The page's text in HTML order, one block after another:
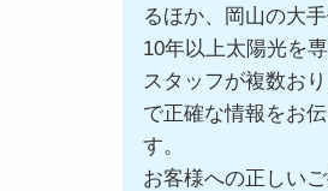
るほか、岡山の大
10年以上太陽光を
スタッフが複数お
で正確な情報をお
す。
お客様への正しい